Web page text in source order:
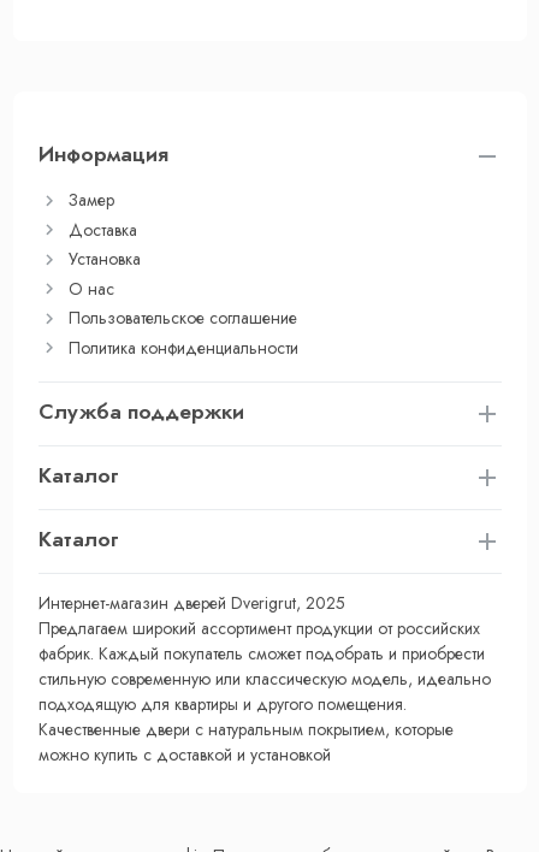
Информация
Замер
Доставка
Установка
О нас
Пользовательское соглашение
Политика конфиденциальности
Служба поддержки
Каталог
Каталог
Интернет-магазин дверей Dverigrut, 2025
Предлагаем широкий ассортимент продукции от российских
фабрик. Каждый покупатель сможет подобрать и приобрести
стильную современную или классическую модель, идеально
подходящую для квартиры и другого помещения.
Качественные двери с натуральным покрытием, которые
можно купить с доставкой и установкой